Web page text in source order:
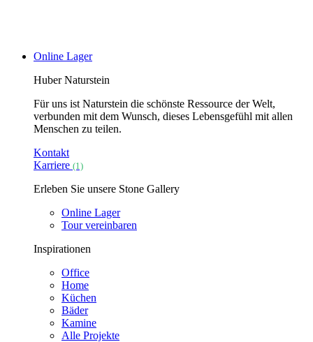
Online Lager
Huber Naturstein
Für uns ist Naturstein die schönste Ressource der Welt,
verbunden mit dem Wunsch, dieses Lebensgefühl mit allen
Menschen zu teilen.
Kontakt
Karriere (1)
Erleben Sie unsere Stone Gallery
Online Lager
Tour vereinbaren
Inspirationen
Office
Home
Küchen
Bäder
Kamine
Alle Projekte